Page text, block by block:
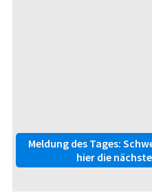
Meldung des Tages:
hier die